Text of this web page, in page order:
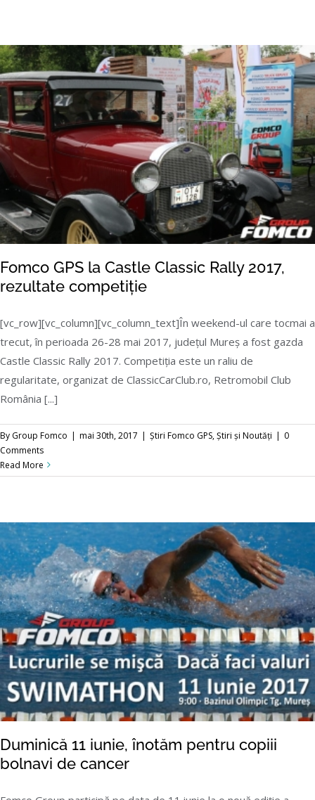
Fomco GPS la Castle Classic Rally 2017,
rezultate competiție
Fomco GPS la Castle Classic Rally 2017,
rezultate competiție
[vc_row][vc_column][vc_column_text]În weekend-ul care tocmai a
trecut, în perioada 26-28 mai 2017, județul Mureș a fost gazda
Castle Classic Rally 2017. Competiția este un raliu de
regularitate, organizat de ClassicCarClub.ro, Retromobil Club
România [...]
By Group Fomco | mai 30th, 2017 | Știri Fomco GPS,Știri și Noutăți | 0
Comments
Read More
Duminică 11 iunie, înotăm pentru copiii
bolnavi de cancer